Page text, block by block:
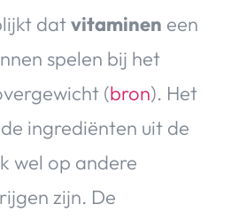
datvitaminen een
spelen bij het
(bron). Het
ingrediënten uit de
wel op andere
zijn. De